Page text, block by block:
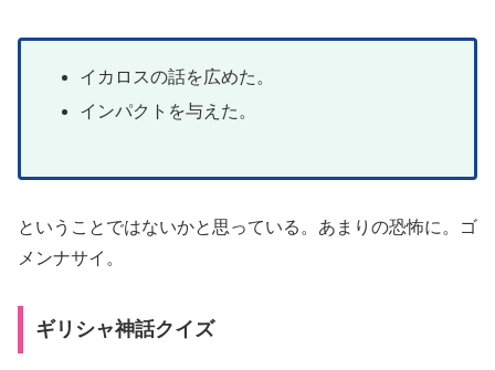
イカロスの話を広めた。
インパクトを与えた。
ということではないかと思っている。あまりの恐怖に。ゴ
メンナサイ。
ギリシャ神話クイズ